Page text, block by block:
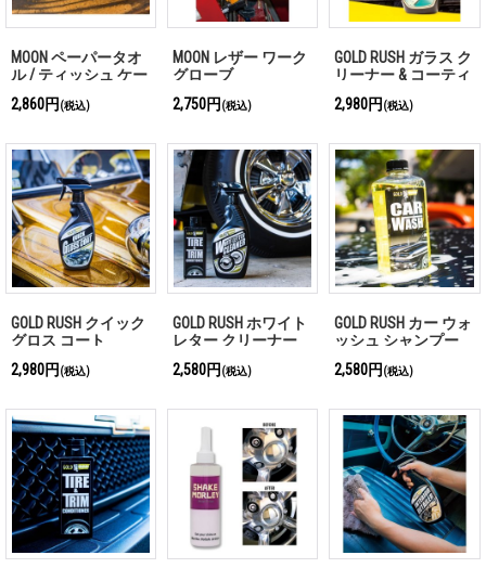
MOON ペーパータオ
ル / ティッシュ ケー
2,860円 (税込)
MOON レザー ワーク
グローブ
2,750円 (税込)
GOLD RUSH ガラス ク
リーナー & コーティ
2,980円 (税込)
GOLD RUSH クイック
グロス コート
2,980円 (税込)
GOLD RUSH ホワイト
レター クリーナー
2,580円 (税込)
GOLD RUSH カー ウォ
ッシュ シャンプー
2,580円 (税込)